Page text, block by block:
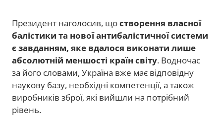
Президент наголосив, щостворення власної
балістики та нової антибалістичної системи
є завданням, яке вдалося виконати лише
абсолютній меншості країн світу. Водночас
за його словами, Україна вже має відповідну
наукову базу, необхідні компетенції, а також
виробників зброї, які вийшли на потрібний
рівень.